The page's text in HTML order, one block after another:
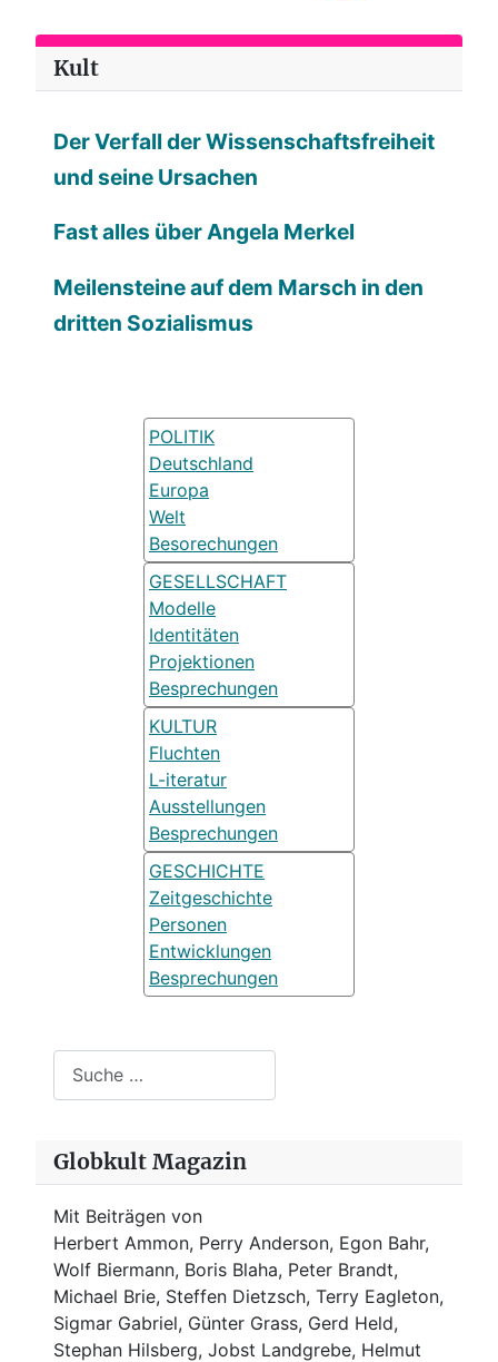
Kult
Der Verfall der Wissenschaftsfreiheit
und seine Ursachen
Fast alles über Angela Merkel
Meilensteine auf dem Marsch in den
dritten Sozialismus
POLITIK
Deutschland
Europa
Welt
Besorechungen
GESELLSCHAFT
Modelle
Identitäten
Projektionen
Besprechungen
KULTUR
Fluchten
L-iteratur
Ausstellungen
Besprechungen
GESCHICHTE
Zeitgeschichte
Personen
Entwicklungen
Besprechungen
Globkult Magazin
Mit Beiträgen von
Herbert Ammon, Perry Anderson, Egon Bahr,
Wolf Biermann, Boris Blaha, Peter Brandt,
Michael Brie, Steffen Dietzsch, Terry Eagleton,
Sigmar Gabriel, Günter Grass, Gerd Held,
Stephan Hilsberg, Jobst Landgrebe, Helmut